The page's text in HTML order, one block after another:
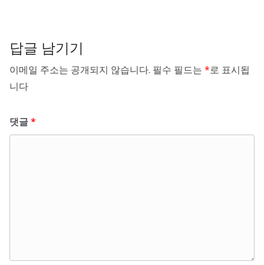
답글 남기기
이메일 주소는 공개되지 않습니다. 필수 필드는 *로 표시됩
니다
댓글*